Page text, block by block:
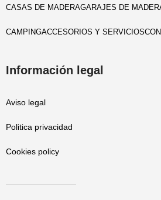
CASAS DE MADERAGARAJES DE
CAMPINGACCESORIOS Y SERVICIOS
Información legal
Aviso legal
Politica privacidad
Cookies policy